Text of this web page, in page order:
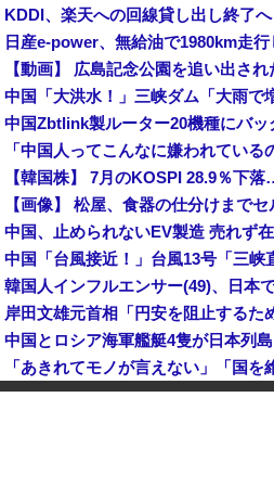
KDDI、楽天への回線貸し出し終了
【画像】 松屋、食器の仕分けまでセ